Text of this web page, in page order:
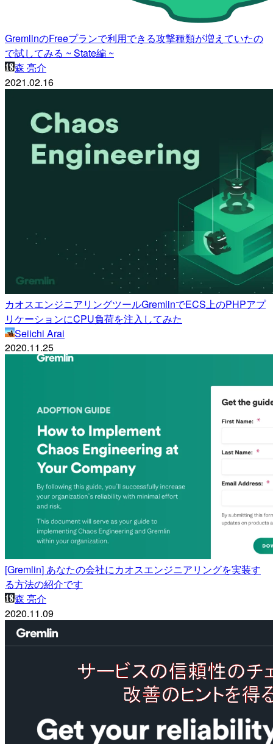
GremlinのFreeプランで利用できる攻撃種類が増えていたの
で試してみる ~ State編 ~
森 亮介
2021.02.16
カオスエンジニアリングツールGremlinでECS上のPHPアプ
リケーションにCPU負荷を注入してみた
Seiichi Arai
2020.11.25
[Gremlin] あなたの会社にカオスエンジニアリングを実装す
る方法の紹介です
森 亮介
2020.11.09